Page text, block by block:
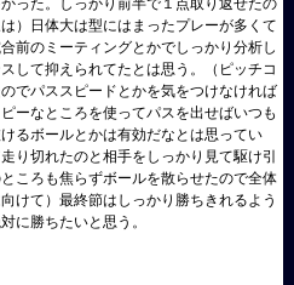
った。しっかり前半で１点取り返せたの
）日体大は型にはまったプレーが多くて
前のミーティングとかでしっかり分析し
して抑えられてたとは思う。（ピッチコ
でパススピードとかを気をつけなければ
ーなところを使ってパスを出せばいつも
るボールとかは有効だなとは思ってい
り切れたのと相手をしっかり見て駆け引
ころも焦らずボールを散らせたので全体
けて）最終節はしっかり勝ちきれるよう
に勝ちたいと思う。